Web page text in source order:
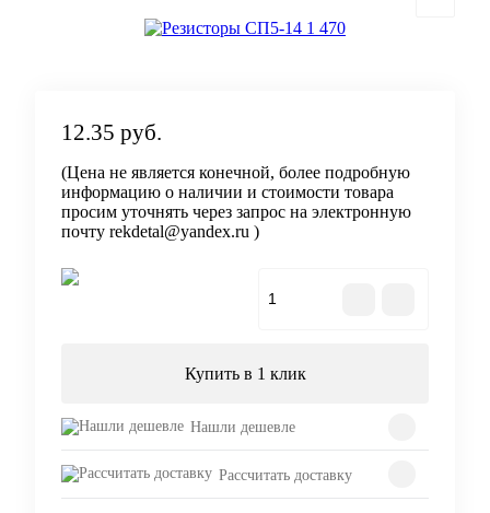
12.35 руб.
(Цена не является конечной, более подробную
информацию о наличии и стоимости товара
просим уточнять через запрос на электронную
почту rekdetal@yandex.ru )
Купить в 1 клик
Нашли дешевле
Рассчитать доставку